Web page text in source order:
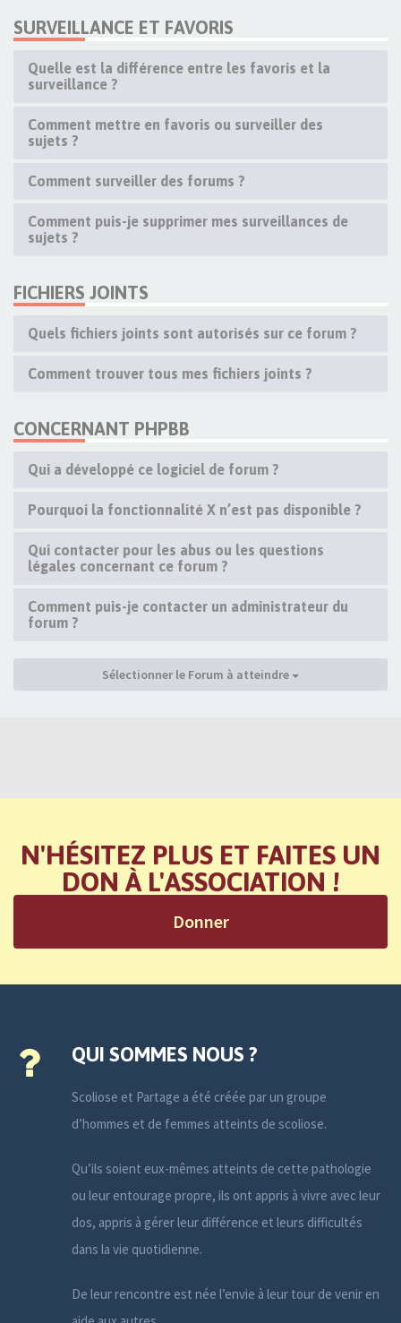
SURVEILLANCE ET FAVORIS
Quelle est la différence entre les favoris et la
surveillance ?
Comment mettre en favoris ou surveiller des
sujets ?
Comment surveiller des forums ?
Comment puis-je supprimer mes surveillances de
sujets ?
FICHIERS JOINTS
Quels fichiers joints sont autorisés sur ce forum ?
Comment trouver tous mes fichiers joints ?
CONCERNANT PHPBB
Qui a développé ce logiciel de forum ?
Pourquoi la fonctionnalité X n’est pas disponible ?
Qui contacter pour les abus ou les questions
légales concernant ce forum ?
Comment puis-je contacter un administrateur du
forum ?
Sélectionner le Forum à atteindre
N'HÉSITEZ PLUS ET FAITES UN
DON À L'ASSOCIATION !
Donner
QUI SOMMES NOUS ?
Scoliose et Partage a été créée par un groupe
d’hommes et de femmes atteints de scoliose.
Qu’ils soient eux-mêmes atteints de cette pathologie
ou leur entourage propre, ils ont appris à vivre avec leur
dos, appris à gérer leur différence et leurs difficultés
dans la vie quotidienne.
De leur rencontre est née l’envie à leur tour de venir en